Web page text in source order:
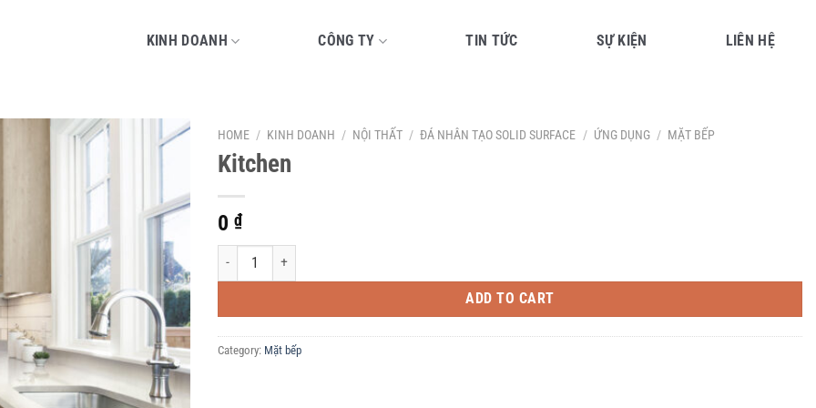
KINH DOANH CÔNG TY TIN TỨC SỰ KIỆN LIÊN HỆ
HOME / KINH DOANH / NỘI THẤT / ĐÁ NHÂN TẠO SOLID SURFACE / ỨNG DỤNG / MẶT BẾP
Kitchen
0 ₫
Kitchen quantity
ADD TO CART
Category: Mặt bếp